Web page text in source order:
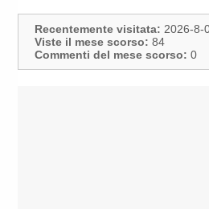
Recentemente visitata: 2026-8-
Viste il mese scorso: 84
Commenti del mese scorso: 0